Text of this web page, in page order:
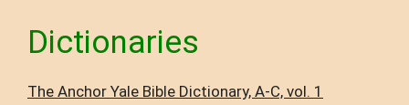
Dictionaries
The Anchor Yale Bible Dictionary, A-C, vol. 1